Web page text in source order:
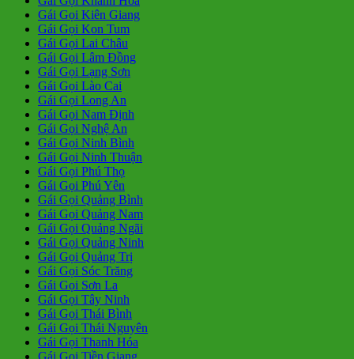
Gái Gọi Kiên Giang
Gái Gọi Kon Tum
Gái Gọi Lai Châu
Gái Gọi Lâm Đồng
Gái Gọi Lạng Sơn
Gái Gọi Lào Cai
Gái Gọi Long An
Gái Gọi Nam Định
Gái Gọi Nghệ An
Gái Gọi Ninh Bình
Gái Gọi Ninh Thuận
Gái Gọi Phú Thọ
Gái Gọi Phú Yên
Gái Gọi Quảng Bình
Gái Gọi Quảng Nam
Gái Gọi Quảng Ngãi
Gái Gọi Quảng Ninh
Gái Gọi Quảng Trị
Gái Gọi Sóc Trăng
Gái Gọi Sơn La
Gái Gọi Tây Ninh
Gái Gọi Thái Bình
Gái Gọi Thái Nguyên
Gái Gọi Thanh Hóa
Gái Gọi Tiền Giang